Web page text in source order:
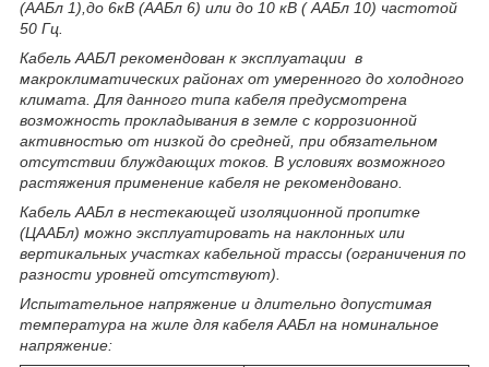
(ААБл 1),до 6кВ (ААБл 6) или до 10 кВ ( ААБл 10) частотой
50 Гц.
Кабель ААБЛ рекомендован к эксплуатации в
макроклиматических районах от умеренного до холодного
климата. Для данного типа кабеля предусмотрена
возможность прокладывания в земле с коррозионной
активностью от низкой до средней, при обязательном
отсутствии блуждающих токов. В условиях возможного
растяжения применение кабеля не рекомендовано.
Кабель ААБл в нестекающей изоляционной пропитке
(ЦААБл) можно эксплуатировать на наклонных или
вертикальных участках кабельной трассы (ограничения по
разности уровней отсутствуют).
Испытательное напряжение и длительно допустимая
температура на жиле для кабеля ААБл на номинальное
напряжение: